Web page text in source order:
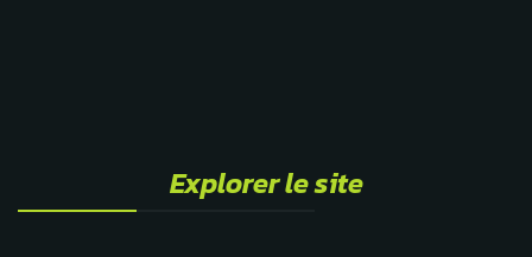
Explorer le site